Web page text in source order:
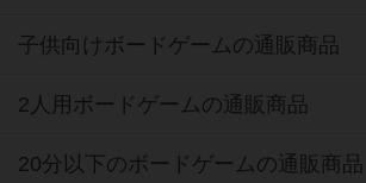
子供向けボードゲームの通販商品
2人用ボードゲームの通販商品
20分以下のボードゲームの通販商品